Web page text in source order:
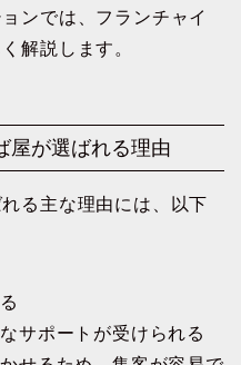
ンでは、フランチャイ
解説します。
屋が選ばれる理由
る主な理由には、以下
サポートが受けられる